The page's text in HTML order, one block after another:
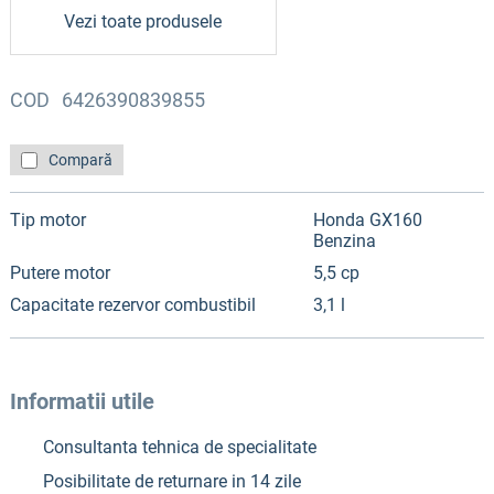
Compară
Tip motor
Honda GX160
Benzina
Putere motor
5,5 cp
Capacitate rezervor combustibil
3,1 l
Informatii utile
Consultanta tehnica de specialitate
Posibilitate de returnare in 14 zile
COD 6426390839855
Vezi toate produsele